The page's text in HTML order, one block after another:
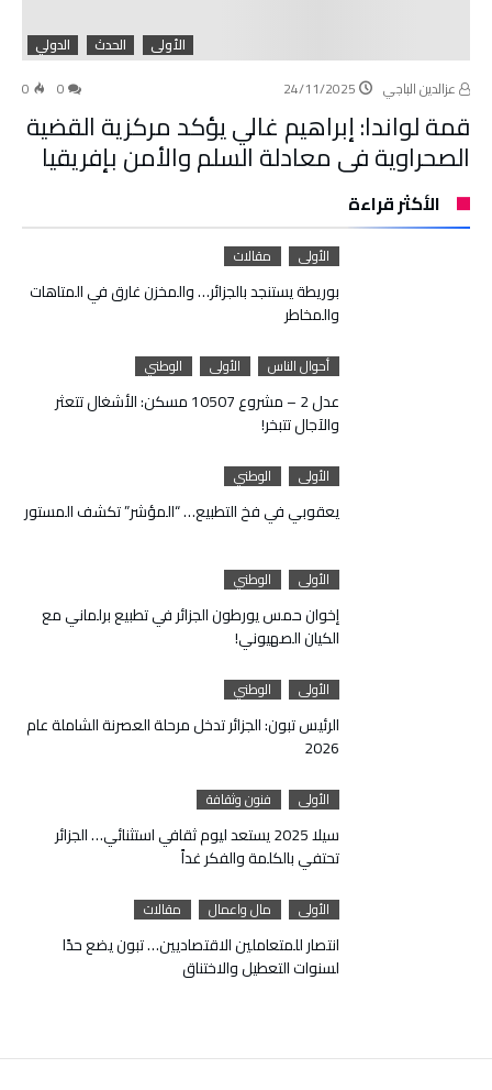
الأولى الحدث
الدولي
عزالدين الباجي
24/11/2025
0
قمة لواندا: إبراهيم غالي يؤكد مركزية القضية
الصحراوية في معادلة السلم والأمن بإفريقيا
الأكثر قراءة
الأولى مقالات
بوريطة يستنجد بالجزائر… والمخزن غارق في المتاهات
والمخاطر
أحوال الناس الأولى الوطني
عدل 2 – مشروع 10507 مسكن: الأشغال تتعثر
والآجال تتبخر!
الأولى الوطني
يعقوبي في فخ التطبيع… “المؤشر” تكشف المستور
الأولى الوطني
إخوان حمس يورطون الجزائر في تطبيع برلماني مع
الكيان الصهيوني!
الأولى الوطني
الرئيس تبون: الجزائر تدخل مرحلة العصرنة الشاملة عام
2026
الأولى فنون وثقافة
سيلا 2025 يستعد ليوم ثقافي استثنائي… الجزائر
تحتفي بالكلمة والفكر غداً
الأولى مال واعمال مقالات
انتصار للمتعاملين الاقتصاديين… تبون يضع حدًا
لسنوات التعطيل والاختناق